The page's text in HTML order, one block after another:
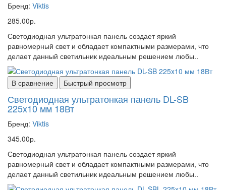
Бренд: Viktis
285.00р.
Светодиодная ультратонкая панель создает яркий
равномерный свет и обладает компактными размерами, что
делает данный светильник идеальным решением любы..
В сравнение Быстрый просмотр
Светодиодная ультратонкая панель DL-SB
225x10 мм 18Вт
Бренд: Viktis
345.00р.
Светодиодная ультратонкая панель создает яркий
равномерный свет и обладает компактными размерами, что
делает данный светильник идеальным решением любы..